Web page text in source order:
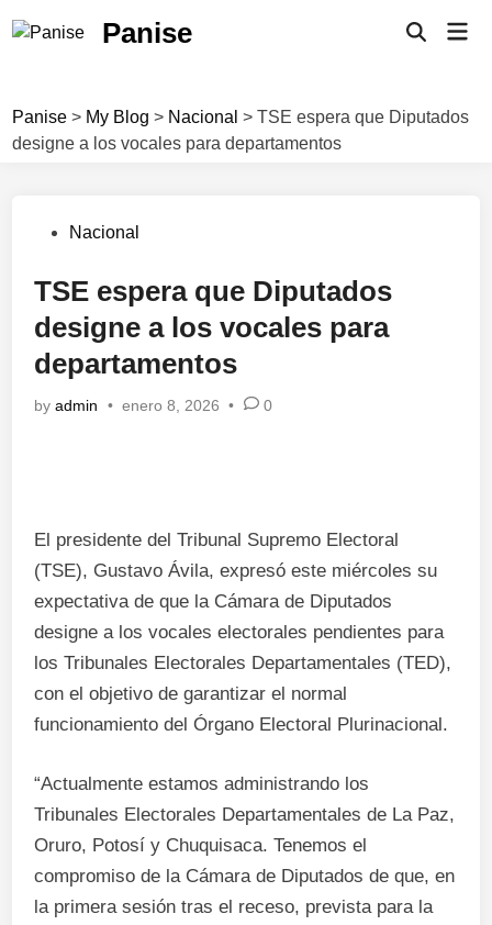
to
Panise
Open
Panise > My Blog > Nacional >TSE espera que Diputados
designe a los vocales para departamentos
PostedNacional
TSE espera que Diputados
designe a los vocales para
departamentos
byadmin • enero 8, 2026 • 0
El presidente del Tribunal Supremo Electoral
(TSE), Gustavo Ávila, expresó este miércoles su
expectativa de que la Cámara de Diputados
designe a los vocales electorales pendientes para
los Tribunales Electorales Departamentales (TED),
con el objetivo de garantizar el normal
funcionamiento del Órgano Electoral Plurinacional.
“Actualmente estamos administrando los
Tribunales Electorales Departamentales de La Paz,
Oruro, Potosí y Chuquisaca. Tenemos el
compromiso de la Cámara de Diputados de que, en
la primera sesión tras el receso, prevista para la